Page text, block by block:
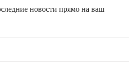
новости прямо на ваш